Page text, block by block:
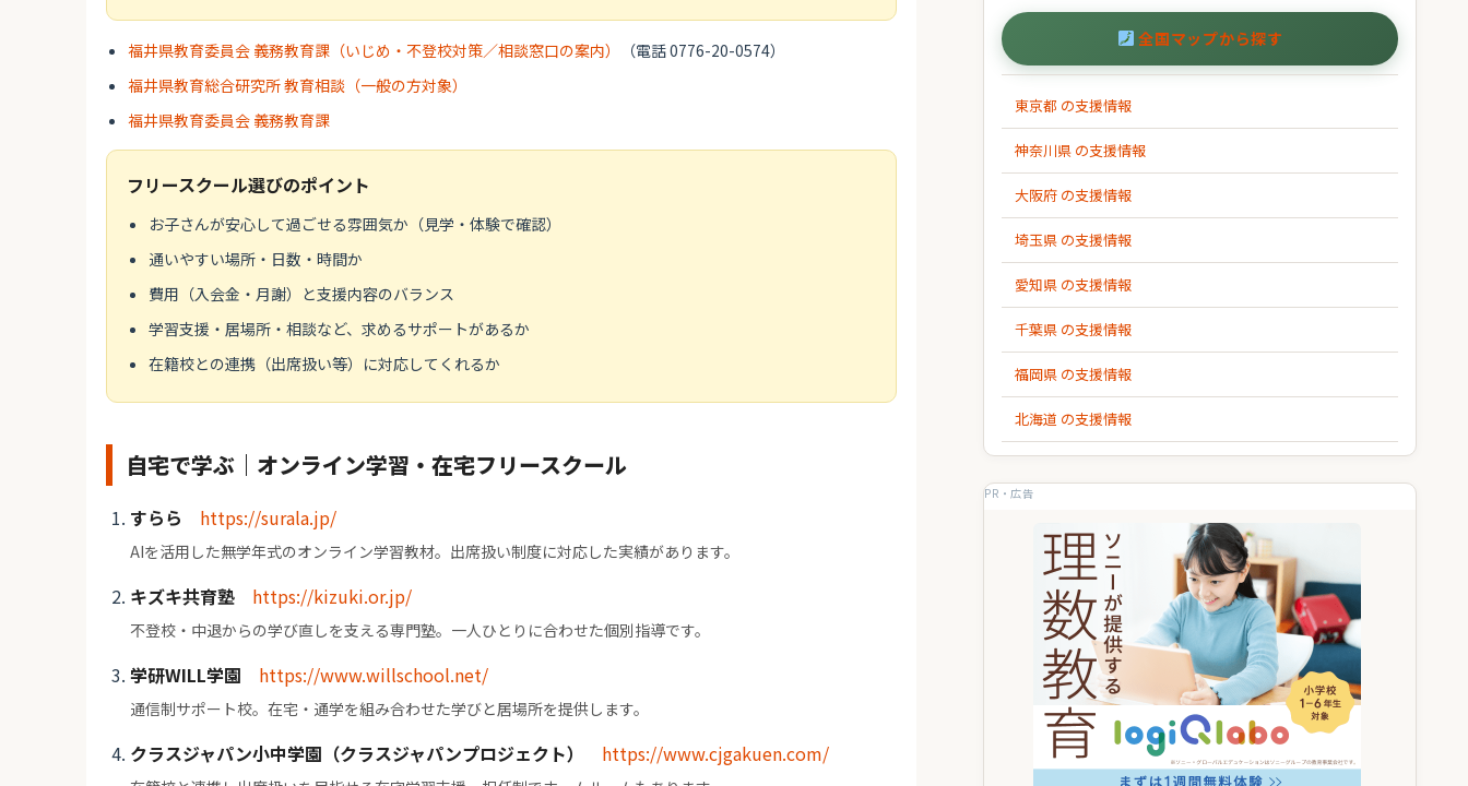
福井県教育委員会 義務教育課（いじめ・不登校対策／相談窓口の案内）
（電話 0776-20-0574）
福井県教育総合研究所 教育相談（一般の方対象）
福井県教育委員会 義務教育課
フリースクール選びのポイント
お子さんが安心して過ごせる雰囲気か（見学・体験で確認）
通いやすい場所・日数・時間か
費用（入会金・月謝）と支援内容のバランス
学習支援・居場所・相談など、求めるサポートがあるか
在籍校との連携（出席扱い等）に対応してくれるか
自宅で学ぶ｜オンライン学習・在宅フリースクール
すらら https://surala.jp/
AIを活用した無学年式のオンライン学習教材。出席扱い制度に対応した実績があります。
キズキ共育塾 https://kizuki.or.jp/
不登校・中退からの学び直しを支える専門塾。一人ひとりに合わせた個別指導です。
学研WILL学園 https://www.willschool.net/
通信制サポート校。在宅・通学を組み合わせた学びと居場所を提供します。
クラスジャパン小中学園（クラスジャパンプロジェクト） https://www.cjgakuen.com/
全国マップから探す
東京都 の支援情報
神奈川県 の支援情報
大阪府 の支援情報
埼玉県 の支援情報
愛知県 の支援情報
千葉県 の支援情報
福岡県 の支援情報
北海道 の支援情報
PR・広告